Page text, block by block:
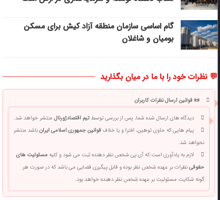
گام اساسی سازمان منطقه آزاد کیش برای مسکن
بومیان و شاغلان
💬 نظرات خود را با ما در میان بگذارید
📜 قوانین ارسال نظرات کاربران
دیدگاه های ارسال شده شما، پس از بررسی توسطتیم اقتصادژورنالمنتشر خواهد شد.
پیام هایی که حاوی توهین، افترا و یا خلافقوانین جمهوری اسلامی ایرانباشد منتشر
نخواهد شد.
لازم به یادآوری است که آی پی شخص نظر دهنده ثبت می شود و کلیهمسئولیت های
حقوقینظرات بر عهده شخص نظر بوده و قابل پیگیری قضایی می باشد که در صورت هر
گونه شکایت مسئولیت بر عهده شخص نظر دهنده خواهد بود.